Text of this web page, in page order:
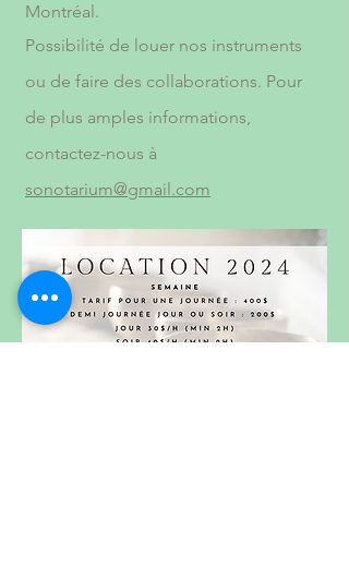
Montréal.
Possibilité de louer nos instruments
ou de faire des collaborations. Pour
de plus amples informations,
contactez-nous à
sonotarium@gmail.com